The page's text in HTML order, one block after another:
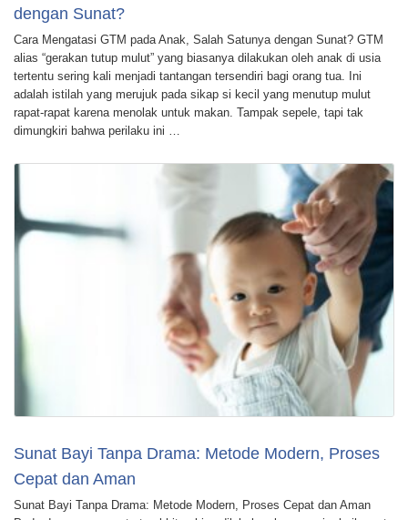
dengan Sunat?
Cara Mengatasi GTM pada Anak, Salah Satunya dengan Sunat? GTM
alias “gerakan tutup mulut” yang biasanya dilakukan oleh anak di usia
tertentu sering kali menjadi tantangan tersendiri bagi orang tua. Ini
adalah istilah yang merujuk pada sikap si kecil yang menutup mulut
rapat-rapat karena menolak untuk makan. Tampak sepele, tapi tak
dimungkiri bahwa perilaku ini …
Sunat Bayi Tanpa Drama: Metode Modern, Proses
Cepat dan Aman
Sunat Bayi Tanpa Drama: Metode Modern, Proses Cepat dan Aman